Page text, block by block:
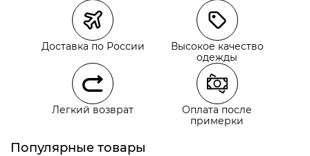
Курьерская доставка СДЭК
Самовывоз из пункта выдачи СДЭК
Самовывоз из наших магазинов
Самовывоз из пункта выдачи СДЭК
Доставка по России
Высокое качество
одежды
Легкий возврат
Оплата после
примерки
Популярные товары